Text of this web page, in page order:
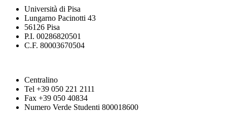
Università di Pisa
Lungarno Pacinotti 43
56126 Pisa
P.I. 00286820501
C.F. 80003670504
Centralino
Tel +39 050 221 2111
Fax +39 050 40834
Numero Verde Studenti 800018600